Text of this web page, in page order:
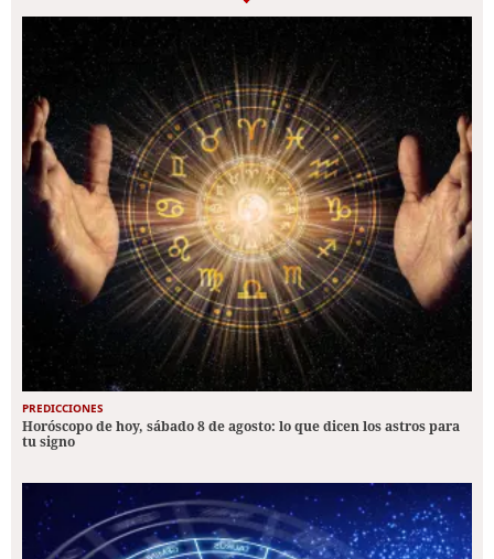
PREDICCIONES
Horóscopo de hoy, sábado 8 de agosto: lo que dicen los astros para
tu signo